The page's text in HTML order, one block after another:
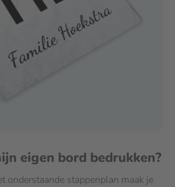
eigen bord bedrukken?
onderstaande stappenplan maak je